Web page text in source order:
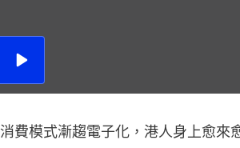
播
消費模式漸趨電子化，港人身上愈來